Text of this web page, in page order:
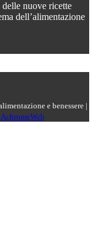
nuove ricette
dell’alimentazione
e benessere |
AchromeWeb